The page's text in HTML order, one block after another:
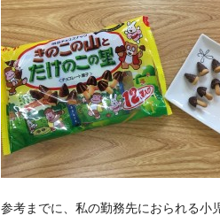
参考までに、私の勤務先におられる小